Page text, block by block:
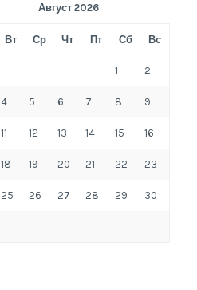
Август 2026
Вт Ср Чт Пт Сб Вс
1 2
4 5 6 7 8 9
11 12 13 14 15 16
18 19 20 21 22 23
25 26 27 28 29 30